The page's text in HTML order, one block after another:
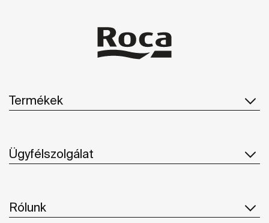
Termékek
Ügyfélszolgálat
Rólunk